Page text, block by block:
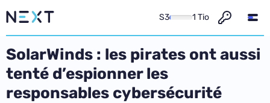
S3 1 Tio
SolarWinds : les pirates ont aussi
tenté d’espionner les
responsables cybersécurité